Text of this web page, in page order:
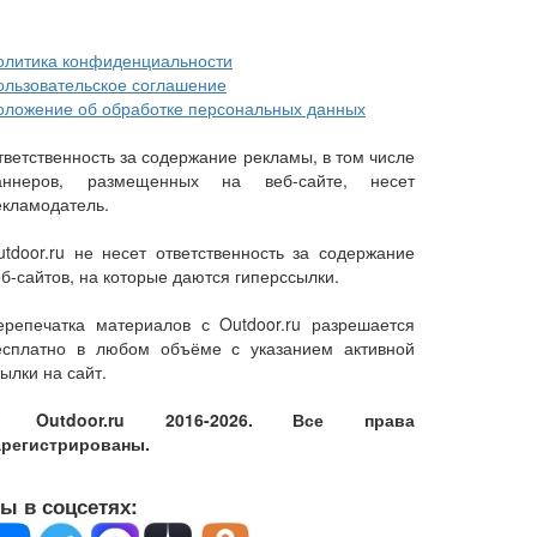
конфиденциальности
соглашение
об обработке персональных данных
за содержание рекламы, в том числе
размещенных на веб-сайте, несет
не несет ответственность за содержание
сайтов, на которые даются гиперссылки.
материалов с Outdoor.ru разрешается
в любом объёме с указанием активной
на сайт.
Outdoor.ru 2016-2026. Все права
в соцсетях: